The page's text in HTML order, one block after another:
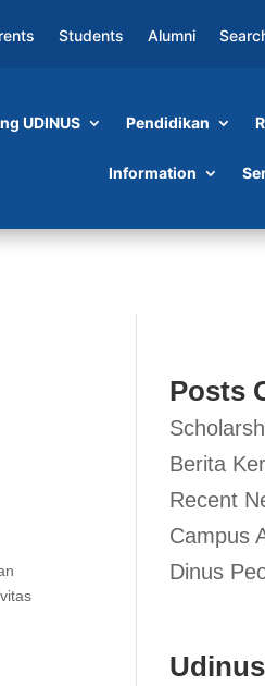
Students Alumni
UDINUS Pendidikan
Information
Posts
Berita
Recent
Campus
Dinus